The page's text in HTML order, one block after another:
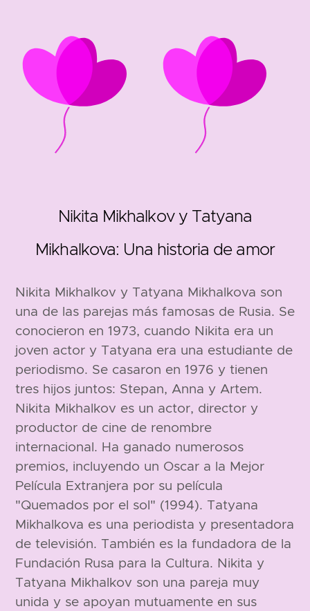
Nikita Mikhalkov y Tatyana
Mikhalkova: Una historia de amor
Nikita Mikhalkov y Tatyana Mikhalkova son
una de las parejas más famosas de Rusia. Se
conocieron en 1973, cuando Nikita era un
joven actor y Tatyana era una estudiante de
periodismo. Se casaron en 1976 y tienen
tres hijos juntos: Stepan, Anna y Artem.
Nikita Mikhalkov es un actor, director y
productor de cine de renombre
internacional. Ha ganado numerosos
premios, incluyendo un Oscar a la Mejor
Película Extranjera por su película
"Quemados por el sol" (1994). Tatyana
Mikhalkova es una periodista y presentadora
de televisión. También es la fundadora de la
Fundación Rusa para la Cultura. Nikita y
Tatyana Mikhalkov son una pareja muy
unida y se apoyan mutuamente en sus
3
187 cm